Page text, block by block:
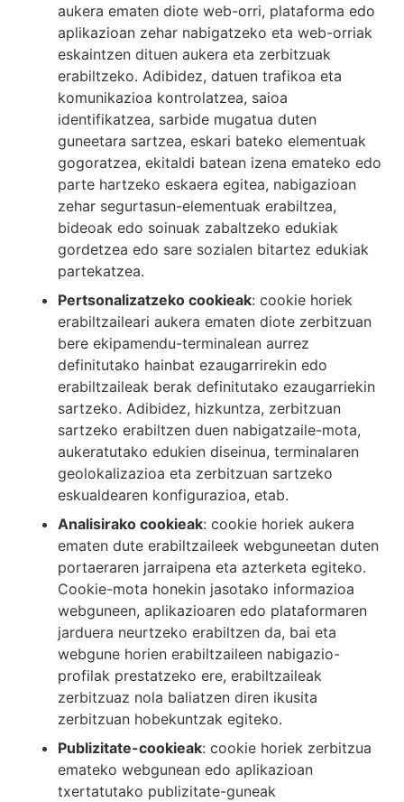
aukera ematen diote web-orri, plataforma edo
aplikazioan zehar nabigatzeko eta web-orriak
eskaintzen dituen aukera eta zerbitzuak
erabiltzeko. Adibidez, datuen trafikoa eta
komunikazioa kontrolatzea, saioa
identifikatzea, sarbide mugatua duten
guneetara sartzea, eskari bateko elementuak
gogoratzea, ekitaldi batean izena emateko edo
parte hartzeko eskaera egitea, nabigazioan
zehar segurtasun-elementuak erabiltzea,
bideoak edo soinuak zabaltzeko edukiak
gordetzea edo sare sozialen bitartez edukiak
partekatzea.
Pertsonalizatzeko cookieak: cookie horiek
erabiltzaileari aukera ematen diote zerbitzuan
bere ekipamendu-terminalean aurrez
definitutako hainbat ezaugarrirekin edo
erabiltzaileak berak definitutako ezaugarriekin
sartzeko. Adibidez, hizkuntza, zerbitzuan
sartzeko erabiltzen duen nabigatzaile-mota,
aukeratutako edukien diseinua, terminalaren
geolokalizazioa eta zerbitzuan sartzeko
eskualdearen konfigurazioa, etab.
Analisirako cookieak: cookie horiek aukera
ematen dute erabiltzaileek webguneetan duten
portaeraren jarraipena eta azterketa egiteko.
Cookie-mota honekin jasotako informazioa
webguneen, aplikazioaren edo plataformaren
jarduera neurtzeko erabiltzen da, bai eta
webgune horien erabiltzaileen nabigazio-
profilak prestatzeko ere, erabiltzaileak
zerbitzuaz nola baliatzen diren ikusita
zerbitzuan hobekuntzak egiteko.
Publizitate-cookieak: cookie horiek zerbitzua
emateko webgunean edo aplikazioan
txertatutako publizitate-guneak